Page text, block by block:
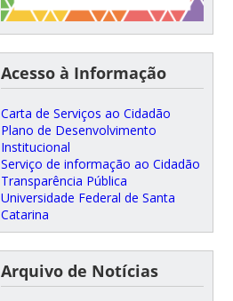
Acesso à Informação
Carta de Serviços ao Cidadão
Plano de Desenvolvimento
Institucional
Serviço de informação ao Cidadão
Transparência Pública
Universidade Federal de Santa
Catarina
Arquivo de Notícias